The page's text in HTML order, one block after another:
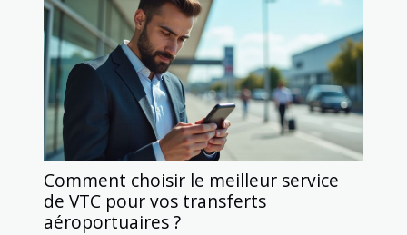
Comment choisir le meilleur service
de VTC pour vos transferts
aéroportuaires ?